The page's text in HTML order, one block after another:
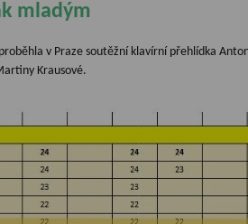
mladým
v Praze soutěžní klavírní přehlídka
Krausové.